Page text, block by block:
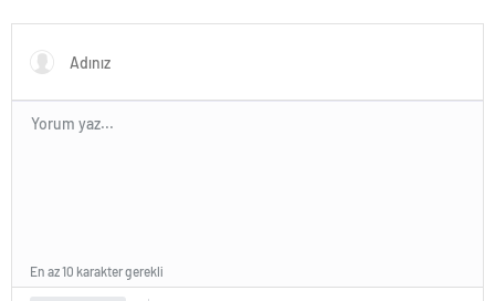
En az 10 karakter gerekli